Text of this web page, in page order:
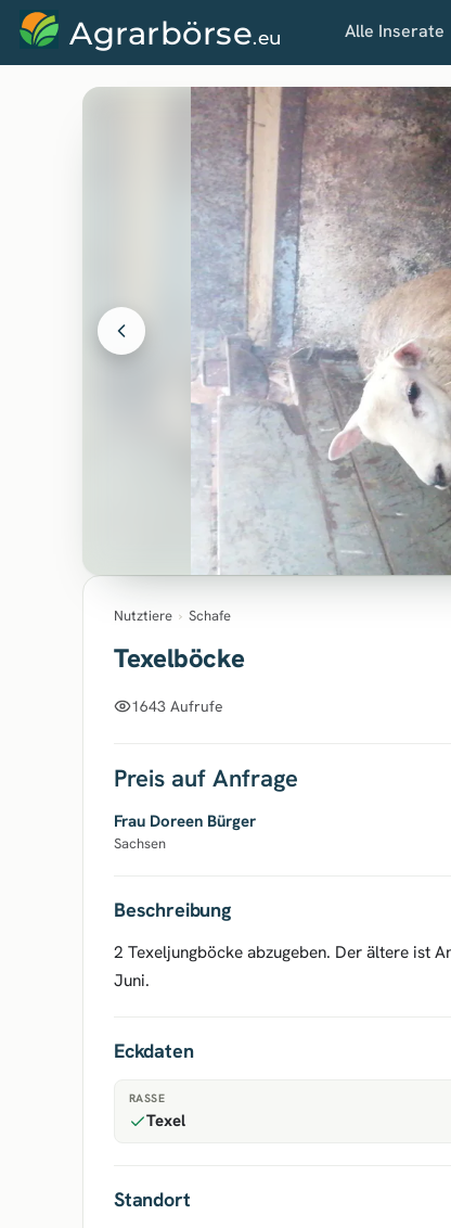
Agrarbörse.eu Alle Inserate
Nutztiere › Schafe
Texelböcke
1643 Aufrufe
Preis auf Anfrage
Frau Doreen Bürger
Sachsen
Beschreibung
2 Texeljungböcke abzugeben. Der ältere ist
Juni.
Eckdaten
RASSE
Texel
Standort